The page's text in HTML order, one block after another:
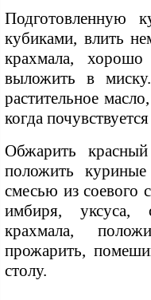
Подготовленную
кубиками, влить
крахмала,
выложить в
растительное
когда
Обжарить
положить
смесью из соевого
имбиря, уксуса,
крахмала,
прожарить,
столу.